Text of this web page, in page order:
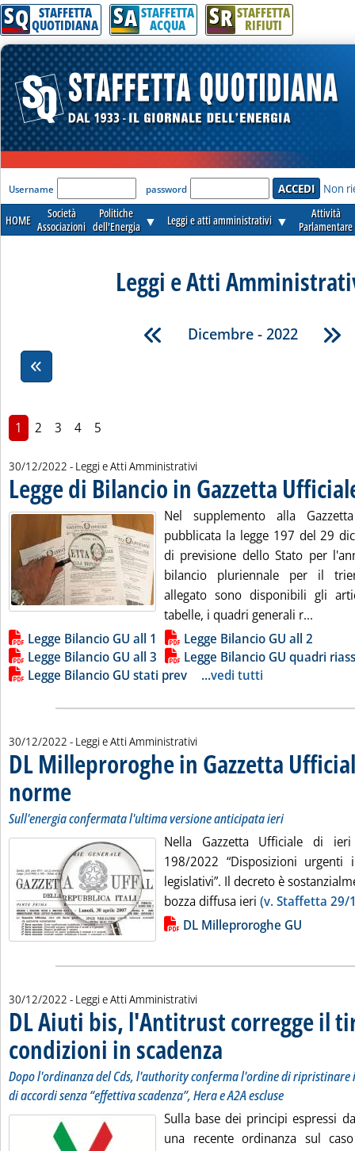
SQ STAFFETTA
QUOTIDIANA SA STAFFETTA
ACQUA SR STAFFETTA
RIFIUTI
'Modulo Login per accedere'
Username password Non
HOME
Società
Associazioni
Politiche
dell'Energia ▼ Leggi e atti amministrativi ▼
Attività
Parlamentare
Leggi e Atti
Dicembre - 2022
1 2 3 4 5
30/12/2022 - Leggi e Atti Amministrativi
Legge di Bilancio in Gazzetta
Nel supplemento alla
pubblicata la legge 197 del 29
di previsione dello Stato per
bilancio pluriennale per il
allegato sono disponibili gli
tabelle, i quadri generali r...
Lista allegati PDF alla notizia
Legge Bilancio GU all 1
Legge Bilancio GU all 2
Legge Bilancio GU all 3
Legge Bilancio GU quadri riass
Legge Bilancio GU stati prev
...vedi tutti
30/12/2022 - Leggi e Atti Amministrativi
DL Milleproroghe in Gazzetta
norme . Sottotitolo: Sull'energia confermata l'ultima versione anticipata ieri
. Pubblicata venerdì 30 dicembre 2022 alle 10.20.
Sull'energia confermata l'ultima versione anticipata ieri
Nella Gazzetta Ufficiale di
198/2022 “Disposizioni
legislativi”. Il decreto è
bozza diffusa ieri (v. Staffetta 29/
Lista allegati PDF alla notiziaDL Milleproroghe GU
30/12/2022 - Leggi e Atti Amministrativi
DL Aiuti bis, l'Antitrust corregge il
condizioni in scadenza . Sottotitolo: Dopo l'ordinanza
. Pubblicata venerdì 30 dicembre
Dopo l'ordinanza del Cds, l'authority conferma l'ordine di ripristinare
di accordi senza “effettiva scadenza”, Hera e A2A escluse
Sulla base dei principi espressi
una recente ordinanza sul